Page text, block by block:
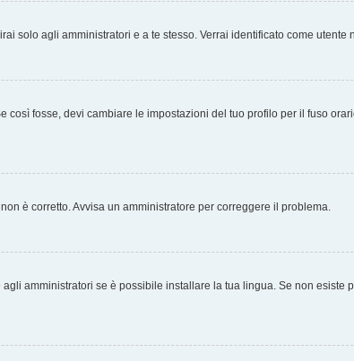
solo agli amministratori e a te stesso. Verrai identificato come utente
fosse, devi cambiare le impostazioni del tuo profilo per il fuso
è corretto. Avvisa un amministratore per correggere il problema.
amministratori se è possibile installare la tua lingua. Se non esiste